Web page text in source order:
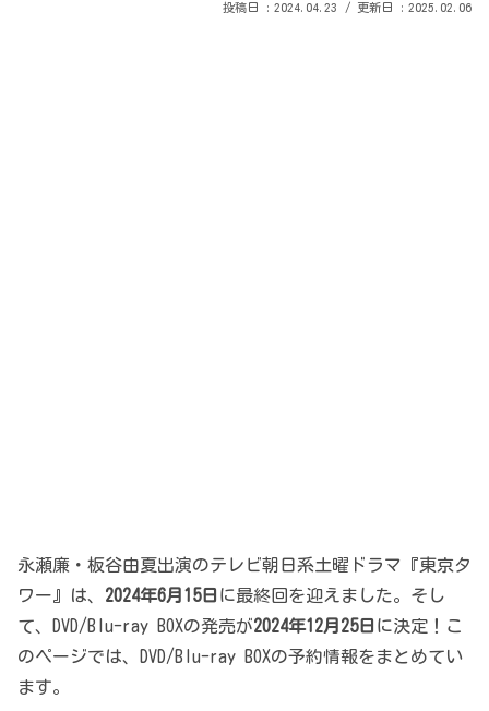
2024.04.23 2025.02.06
永瀬廉・板谷由夏出演のテレビ朝日系土曜ドラマ『東京タ
ワー』は、 2024年6月15日 に最終回を迎えました。そし
て、DVD/Blu-ray BOXの発売が2024年12月25日 に決定！こ
のページでは、DVD/Blu-ray BOXの予約情報をまとめてい
ます。